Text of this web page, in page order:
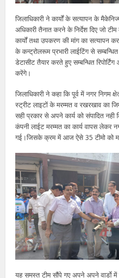
जिलाधिकारी ने कार्यों के सत्यापन के
अधिकारी तैनात करने के निर्देश दिए जो
कार्यों तथा उपकरण की मांग का सत्यापन
के कन्ट्रोलरूम प्रभारी लाईटिंग से सम्बन्धित
डेटासीट तैयार करते हुए सम्बन्धित
करेंगे।
जिलाधिकारी ने कहा कि पूर्व में नगर निगम
स्ट्रीट लाइटों के मरम्मत व रखरखाव का
सही प्रकार से अपने कार्य को संपादित
कंपनी लाईट मरम्मत का कार्य वापस लेकर
गई।जिसके क्रम में आज ऐसे 35 टीमो को मय
यह समस्त टीम सौंपे गए अपने अपने वार्डाे में